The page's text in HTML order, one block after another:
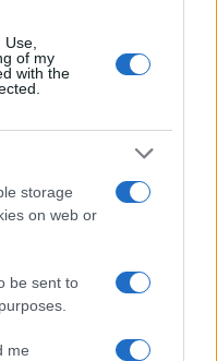
of my
with the
storage
on web or
be sent to
me
basketballs.info